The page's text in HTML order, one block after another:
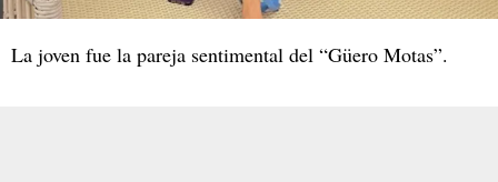
La joven fue la pareja sentimental del “Güero Motas”.